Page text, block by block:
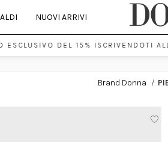
NUOVI ARRIVI
ESCLUSIVO DEL 15% ISCRIVENDOTI
Brand Donna /